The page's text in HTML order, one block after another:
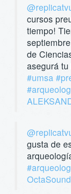
cursos
tiempo!
de
asegurá tu
#umsa
gusta de